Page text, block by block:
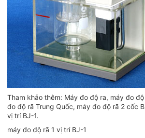
Tham khảo thêm: Máy đo độ ra, máy đo
đo độ rã Trung Quốc, máy đo độ rã 2 cốc
vị trí BJ-1.
máy đo độ rã 1 vị trí BJ-1